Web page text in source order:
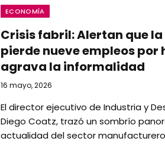
ECONOMÍA
Crisis fabril: Alertan que
pierde nueve empleos por
agrava la informalidad
16 mayo, 2026
El director ejecutivo de Industria y
Diego Coatz, trazó un sombrío
actualidad del sector